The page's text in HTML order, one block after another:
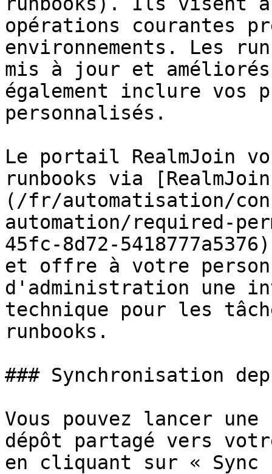
opérations courantes
environnements. Les
mis à jour et
également inclure vos
personnalisés.
Le portail RealmJoin
runbooks via [RealmJoin
(/fr/automatisation/
automation/required-
45fc-8d72-
et offre à votre
d'administration une
technique pour les
runbooks.
### Synchronisation
Vous pouvez lancer
dépôt partagé vers
en cliquant sur « Sync